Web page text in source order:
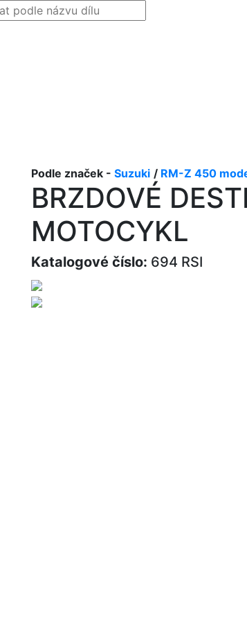
Podle značek - Suzuki / RM-Z 450
BRZDOVÉ
MOTOCYKL
Katalogové číslo: 694 RSI